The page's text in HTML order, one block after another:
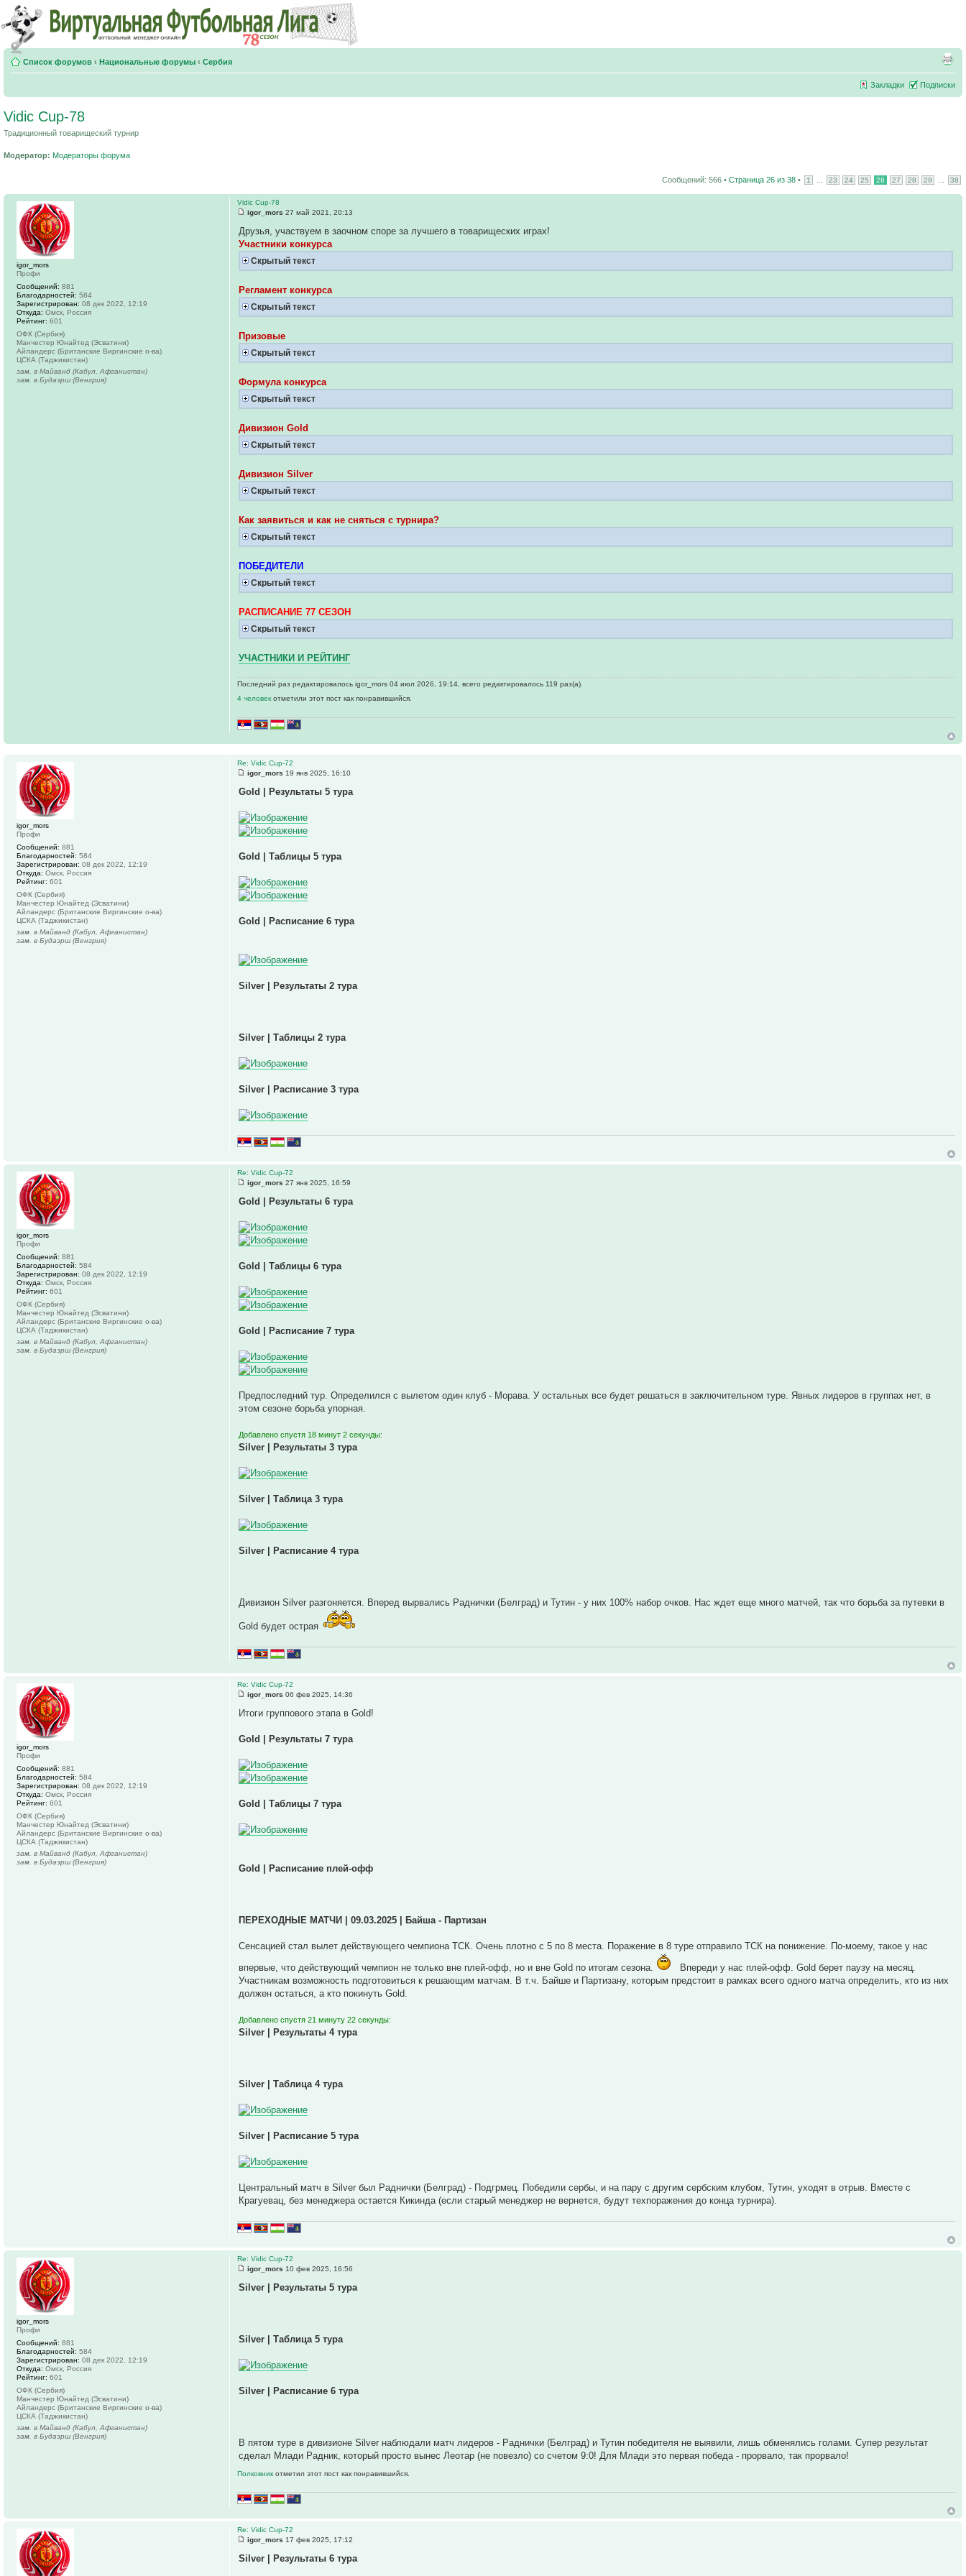
Список форумов ‹ Национальные форумы ‹ Сербия
Закладки Подписки
Vidic Cup-78
Традиционный товарищеский турнир
Модератор: Модераторы форума
Сообщений: 566 • Страница 26 из 38 • 1 23 24 25 26 27 28 29 38
Vidic Cup-78
igor_mors 27 май 2021, 20:13
Друзья, участвуем в заочном споре за лучшего в товарищеских играх!
Участники конкурса
Скрытый текст
Регламент конкурса
Скрытый текст
Призовые
Скрытый текст
Формула конкурса
Скрытый текст
Дивизион Gold
Скрытый текст
Дивизион Silver
Скрытый текст
Как заявиться и как не сняться с турнира?
Скрытый текст
ПОБЕДИТЕЛИ
Скрытый текст
РАСПИСАНИЕ 77 СЕЗОН
Скрытый текст
УЧАСТНИКИ И РЕЙТИНГ
Последний раз редактировалось igor_mors 04 июл 2026, 19:14, всего редактировалось 119 раз(а).
4 человекотметили этот пост как понравившийся.
igor_mors
Профи
Сообщений: 881
Благодарностей: 584
Зарегистрирован: 08 дек 2022, 12:19
Откуда: Омск, Россия
Рейтинг: 601
ОФК (Сербия)
Манчестер Юнайтед (Эсватини)
Айландерс (Британские Виргинские о-ва)
ЦСКА (Таджикистан)
зам. в Майванд (Кабул, Афганистан)
зам. в Будаэрш (Венгрия)
Re: Vidic Cup-72
igor_mors 19 янв 2025, 16:10
Gold | Результаты 5 тура
Gold | Таблицы 5 тура
Gold | Расписание 6 тура
Silver | Результаты 2 тура
Silver | Таблицы 2 тура
Silver | Расписание 3 тура
igor_mors
Профи
Сообщений: 881
Благодарностей: 584
Зарегистрирован: 08 дек 2022, 12:19
Откуда: Омск, Россия
Рейтинг: 601
ОФК (Сербия)
Манчестер Юнайтед (Эсватини)
Айландерс (Британские Виргинские о-ва)
ЦСКА (Таджикистан)
зам. в Майванд (Кабул, Афганистан)
зам. в Будаэрш (Венгрия)
Re: Vidic Cup-72
igor_mors 27 янв 2025, 16:59
Gold | Результаты 6 тура
Gold | Таблицы 6 тура
Gold | Расписание 7 тура
Предпоследний тур. Определился с вылетом один клуб - Морава. У остальных все будет решаться в заключительном туре. Явных лидеров в группах нет, в
этом сезоне борьба упорная.
Добавлено спустя 18 минут 2 секунды:
Silver | Результаты 3 тура
Silver | Таблица 3 тура
Silver | Расписание 4 тура
Дивизион Silver разгоняется. Вперед вырвались Раднички (Белград) и Тутин - у них 100% набор очков. Нас ждет еще много матчей, так что борьба за путевки в
Gold будет острая
igor_mors
Профи
Сообщений: 881
Благодарностей: 584
Зарегистрирован: 08 дек 2022, 12:19
Откуда: Омск, Россия
Рейтинг: 601
ОФК (Сербия)
Манчестер Юнайтед (Эсватини)
Айландерс (Британские Виргинские о-ва)
ЦСКА (Таджикистан)
зам. в Майванд (Кабул, Афганистан)
зам. в Будаэрш (Венгрия)
Re: Vidic Cup-72
igor_mors 06 фев 2025, 14:36
Итоги группового этапа в Gold!
Gold | Результаты 7 тура
Gold | Таблицы 7 тура
Gold | Расписание плей-офф
ПЕРЕХОДНЫЕ МАТЧИ | 09.03.2025 | Байша - Партизан
Сенсацией стал вылет действующего чемпиона ТСК. Очень плотно с 5 по 8 места. Поражение в 8 туре отправило ТСК на понижение. По-моему, такое у нас
впервые, что действующий чемпион не только вне плей-офф, но и вне Gold по итогам сезона.
Впереди у нас плей-офф. Gold берет паузу на месяц.
Участникам возможность подготовиться к решающим матчам. В т.ч. Байше и Партизану, которым предстоит в рамках всего одного матча определить, кто из них
должен остаться, а кто покинуть Gold.
Добавлено спустя 21 минуту 22 секунды:
Silver | Результаты 4 тура
Silver | Таблица 4 тура
Silver | Расписание 5 тура
Центральный матч в Silver был Раднички (Белград) - Подгрмец. Победили сербы, и на пару с другим сербским клубом, Тутин, уходят в отрыв. Вместе с
Крагуевац, без менеджера остается Кикинда (если старый менеджер не вернется, будут техпоражения до конца турнира).
igor_mors
Профи
Сообщений: 881
Благодарностей: 584
Зарегистрирован: 08 дек 2022, 12:19
Откуда: Омск, Россия
Рейтинг: 601
ОФК (Сербия)
Манчестер Юнайтед (Эсватини)
Айландерс (Британские Виргинские о-ва)
ЦСКА (Таджикистан)
зам. в Майванд (Кабул, Афганистан)
зам. в Будаэрш (Венгрия)
Re: Vidic Cup-72
igor_mors 10 фев 2025, 16:56
Silver | Результаты 5 тура
Silver | Таблица 5 тура
Silver | Расписание 6 тура
В пятом туре в дивизионе Silver наблюдали матч лидеров - Раднички (Белград) и Тутин победителя не выявили, лишь обменялись голами. Супер результат
сделал Млади Радник, который просто вынес Леотар (не повезло) со счетом 9:0! Для Млади это первая победа - прорвало, так прорвало!
Полковникотметил этот пост как понравившийся.
igor_mors
Профи
Сообщений: 881
Благодарностей: 584
Зарегистрирован: 08 дек 2022, 12:19
Откуда: Омск, Россия
Рейтинг: 601
ОФК (Сербия)
Манчестер Юнайтед (Эсватини)
Айландерс (Британские Виргинские о-ва)
ЦСКА (Таджикистан)
зам. в Майванд (Кабул, Афганистан)
зам. в Будаэрш (Венгрия)
Re: Vidic Cup-72
igor_mors 17 фев 2025, 17:12
Silver | Результаты 6 тура